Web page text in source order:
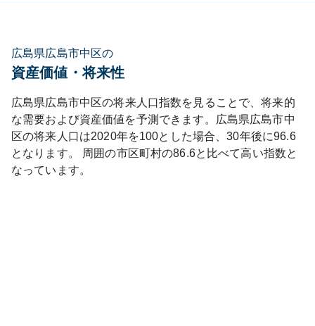
広島県広島市中区の
資産価値・将来性
広島県広島市中区の将来人口指数を見ることで、将来的
な需要および資産価値を予測できます。
広島県広島市中
区の将来人口は2020年を100とした場合、30年後に96.6
となります。
周囲の市区町村の86.6と比べて高い指数と
なっています。